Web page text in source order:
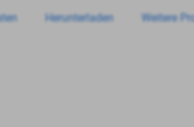
Herunterladen Weitere